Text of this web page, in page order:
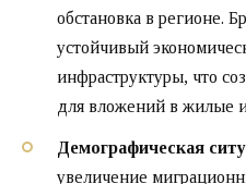
обстановка в регионе.
устойчивый
инфраструктуры, что
для вложений в жилые
Демографическая
увеличение